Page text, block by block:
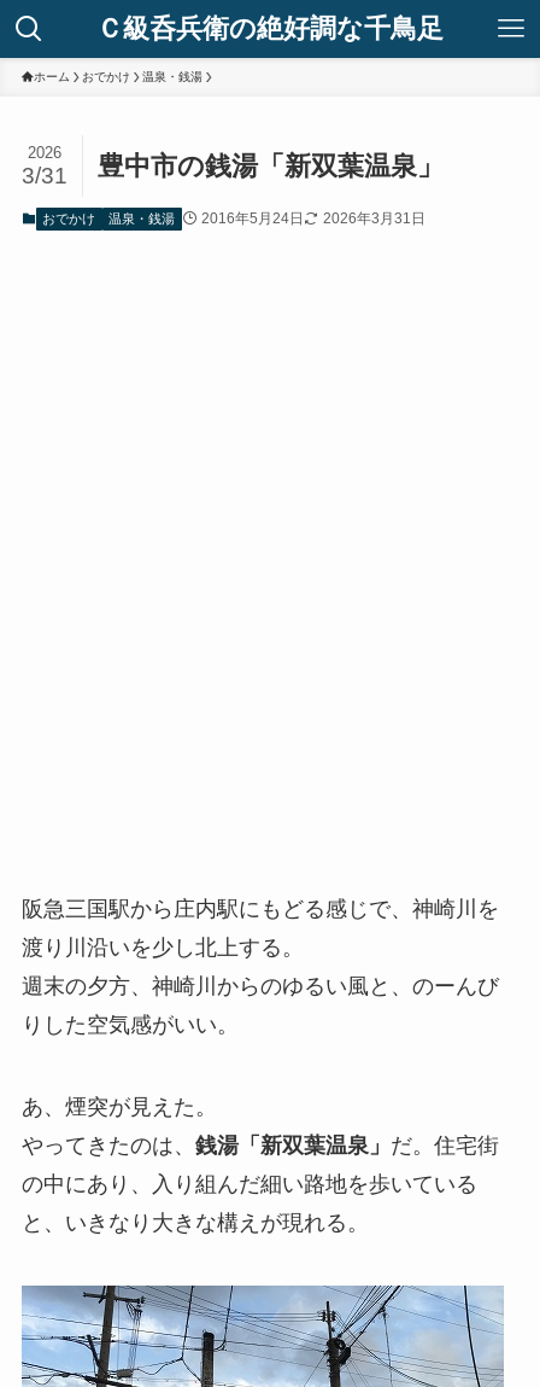
Ｃ級呑兵衛の絶好調な千鳥足
ホーム おでかけ 温泉・銭湯
豊中市の銭湯「新双葉温泉」
2026
3/31
おでかけ 温泉・銭湯 2016年5月24日 2026年3月31日
阪急三国駅から庄内駅にもどる感じで、神崎川を
渡り川沿いを少し北上する。
週末の夕方、神崎川からのゆるい風と、のーんび
りした空気感がいい。
あ、煙突が見えた。
やってきたのは、 銭湯「新双葉温泉」 だ。住宅街
の中にあり、入り組んだ細い路地を歩いている
と、いきなり大きな構えが現れる。